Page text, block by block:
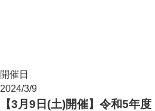
開催日
2024/3/9
【3月9日(土)開催】令和5年